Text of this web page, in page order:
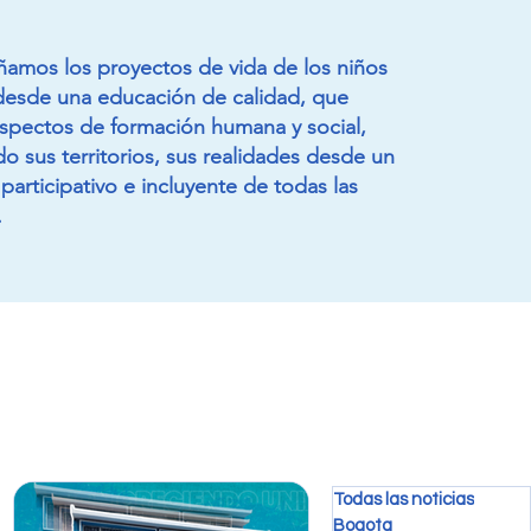
y paz
tareas
los proyectos de vida de los niños
una educación de calidad, que
de formación humana y social,
sus territorios, sus realidades desde un
e incluyente de todas las
Todas las noticias
Bogota